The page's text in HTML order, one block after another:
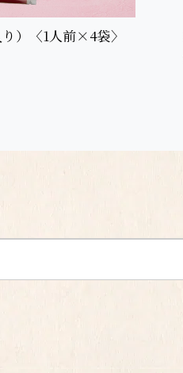
）〈1人前×4袋〉